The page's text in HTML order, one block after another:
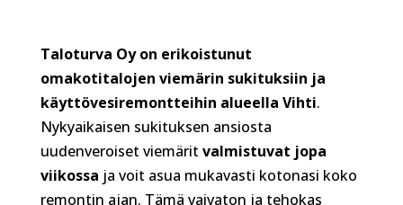
Taloturva Oy on erikoistunut
omakotitalojen viemärin sukituksiin ja
käyttövesiremontteihin alueella Vihti.
Nykyaikaisen sukituksen ansiosta
uudenveroiset viemärit valmistuvat jopa
viikossa ja voit asua mukavasti kotonasi koko
remontin ajan. Tämä vaivaton ja tehokas